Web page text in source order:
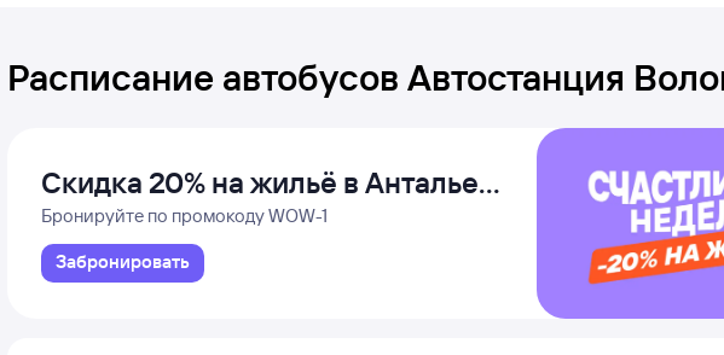
Расписание автобусов Автостанция
Скидка 20% на жильё в Анталье
и Даламане
Бронируйте по промокоду WOW-1
Забронировать